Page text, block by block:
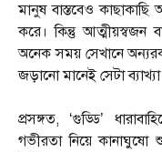
মানুষ বাস্তবেও
করে। কিন্তু আত্মীয়স্বজন
অনেক সময় সেখানে
জড়ানো মানেই সেটা
প্রসঙ্গত, ‘গুড্ডি’
গভীরতা নিয়ে